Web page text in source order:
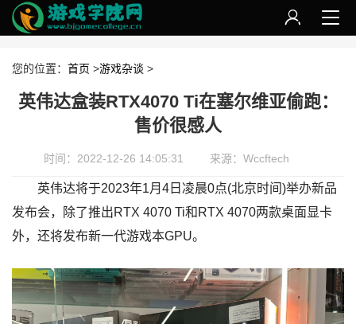
您的位置： 首页 >游戏杂谈 >
英伟达盒装RTX4070 Ti在塞尔维亚偷跑：
售价很感人
时间：2022-12-26 14:05:31 来源：Wccftech
英伟达将于2023年1月4日凌晨0点(北京时间)举办新品
发布会，除了推出RTX 4070 Ti和RTX 4070两款桌面显卡
外，还将发布新一代游戏本GPU。